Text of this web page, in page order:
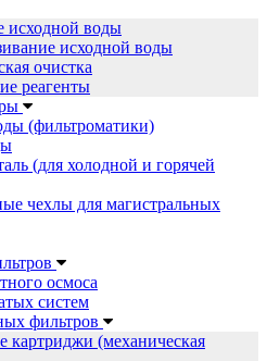
исходной воды
исходной воды
очистка
реагенты
(фильтроматики)
(для холодной и горячей
чехлы для магистральных
осмоса
систем
фильтров
картриджи (механическая